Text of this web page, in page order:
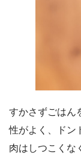
すかさずごはん
性がよく、ドン
肉はしつこくな